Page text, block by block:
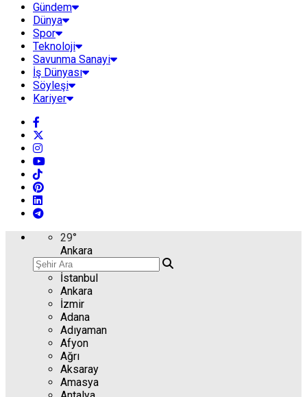
Gündem
Dünya
Spor
Teknoloji
Savunma Sanayi
İş Dünyası
Söyleşi
Kariyer
29°
Ankara
İstanbul
Ankara
İzmir
Adana
Adıyaman
Afyon
Ağrı
Aksaray
Amasya